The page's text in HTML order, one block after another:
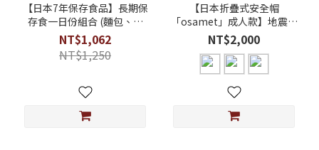
【日本7年保存食品】長期保
存食一日份組合 (麵包、餅
乾、燉飯、水) 居家防災必備
NT$1,062
NT$1,250
【日本折疊式安全帽
「osamet」成人款】地震、
防災 (居家、辦公室必備)
NT$2,000